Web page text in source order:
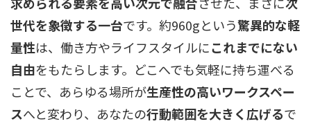
世代を象徴する一台です。約960gという驚異的な軽
量性は、働き方やライフスタイルにこれまでにない
自由をもたらします。どこへでも気軽に持ち運べる
ことで、あらゆる場所が生産性の高いワークスペー
スへと変わり、あなたの行動範囲を大きく広げるで